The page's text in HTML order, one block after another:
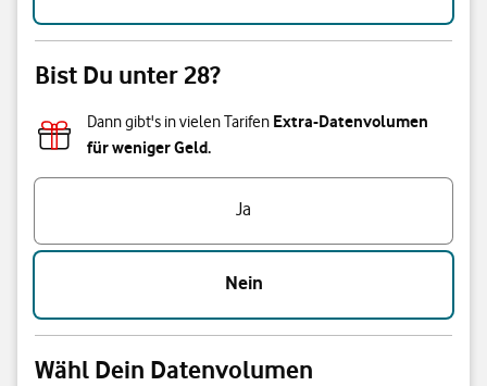
Bist Du unter 28?
Dann gibt's in vielen Tarifen Extra-Datenvolumen
für weniger Geld.
Bist Du unter 28?
Ja
Nein
Wähl Dein Datenvolumen